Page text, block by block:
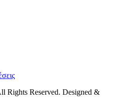
Rights Reserved. Designed &